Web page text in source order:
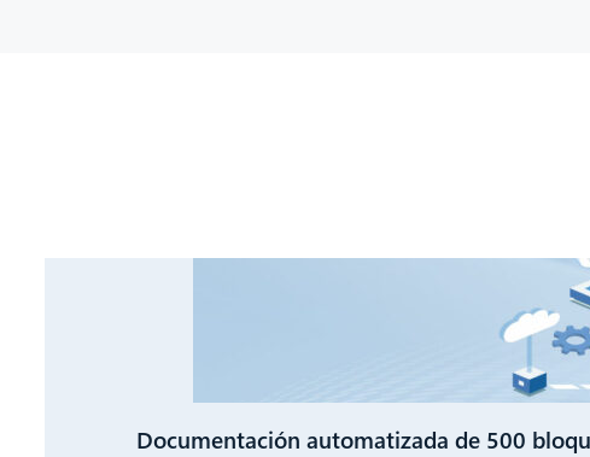
Documentación automatizada de 500